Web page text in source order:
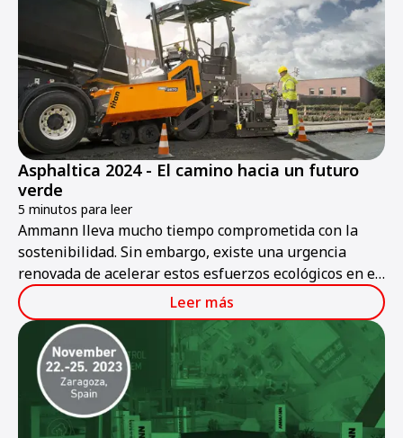
pesados y las plantas mezcladoras de asfalto de la
Asphaltica 2024 - El camino hacia un futuro
verde
5 minutos para leer
Ammann lleva mucho tiempo comprometida con la
sostenibilidad. Sin embargo, existe una urgencia
renovada de acelerar estos esfuerzos ecológicos en el
interés global. La construcción de carreteras
ecológicas es el objetivo de Ammann hoy y en el
futuro.
Leer más